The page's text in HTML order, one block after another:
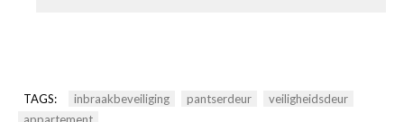
TAGS: inbraakbeveiliging pantserdeur
veiligheidsdeur